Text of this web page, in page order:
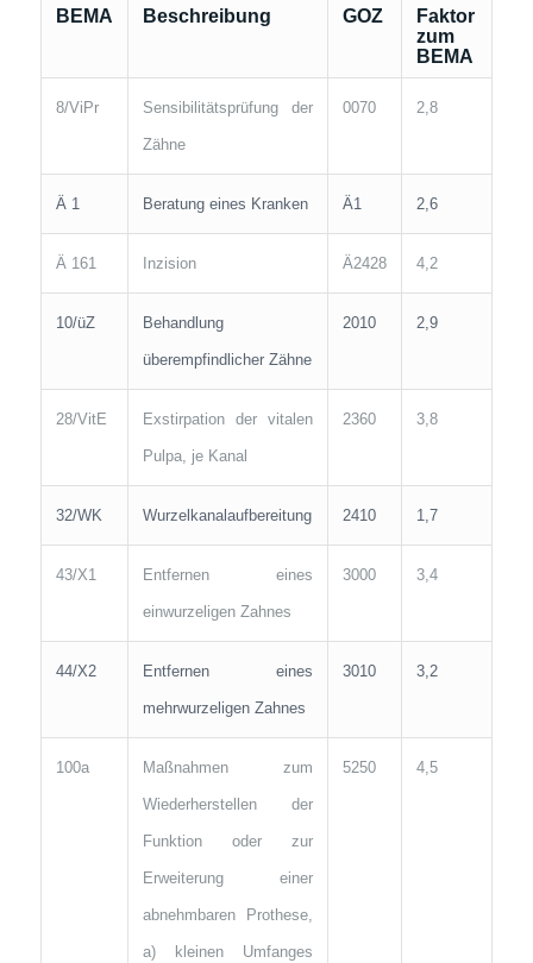
BEMA Beschreibung GOZ
Faktor
zum
BEMA
8/ViPr Sensibilitätsprüfung der
Zähne
0070 2,8
Ä 1 Beratung eines Kranken Ä1 2,6
Ä 161 Inzision Ä2428 4,2
10/üZ Behandlung
überempfindlicher Zähne
2010 2,9
28/VitE Exstirpation der vitalen
Pulpa, je Kanal
2360 3,8
32/WK Wurzelkanalaufbereitung 2410 1,7
43/X1 Entfernen eines
einwurzeligen Zahnes
3000 3,4
44/X2 Entfernen eines
mehrwurzeligen Zahnes
3010 3,2
100a Maßnahmen zum
Wiederherstellen der
Funktion oder zur
Erweiterung einer
abnehmbaren Prothese,
a) kleinen Umfanges
5250 4,5